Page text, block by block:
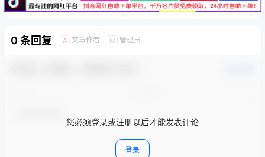
0 条回复 A 文章作者 M 管理员
您必须登录或注册以后才能发表评论
登录